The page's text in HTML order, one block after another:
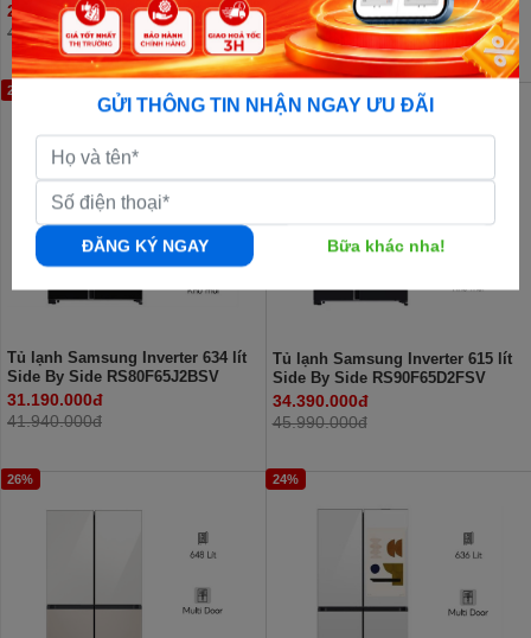
26.890.000đ
44.000.000đ
27.790.000đ
42.900.000đ
26%
Tủ lạnh Samsung Inverter 634 lít
Side By Side RS80F65J2BSV
31.190.000đ
41.940.000đ
25%
Tủ lạnh Samsung Inverter 615 lít
Side By Side RS90F65D2FSV
34.390.000đ
45.990.000đ
26% 24%
GỬI THÔNG TIN NHẬN NGAY ƯU ĐÃI
ĐĂNG KÝ NGAY Bữa khác nha!